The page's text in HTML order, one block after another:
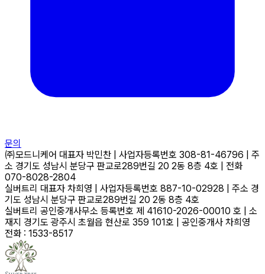
문의
㈜모드니케어 대표자 박민찬 사업자등록번호 308-81-46796
주
소 경기도 성남시 분당구 판교로289번길 20 2동 8층 4호
전화
070-8028-2804
실버트리 대표자 차희영 사업자등록번호 887-10-02928 주소 경
기도 성남시 분당구 판교로289번길 20 2동 8층 4호
실버트리 공인중개사무소 등록번호 제 41610-2026-00010 호
소
재지 경기도 광주시 초월읍 현산로 359 101호 공인중개사 차희영
전화 : 1533-8517